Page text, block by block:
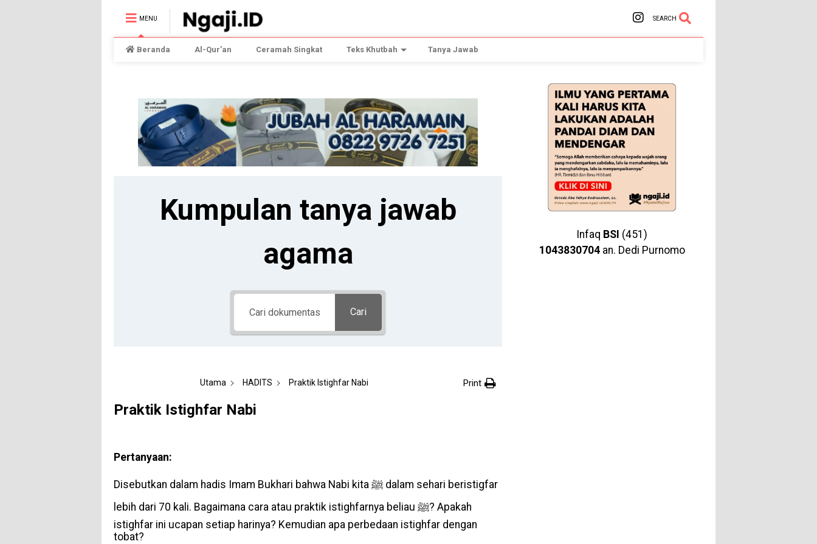
MENU SEARCH
Beranda Al-Qur’an Ceramah Singkat Teks Khutbah Tanya Jawab
Kumpulan tanya jawab
agama
Cari
Utama HADITS Praktik Istighfar Nabi Print
Praktik Istighfar Nabi
Pertanyaan:
Disebutkan dalam hadis Imam Bukhari bahwa Nabi kita ﷺ dalam sehari beristigfar
lebih dari 70 kali. Bagaimana cara atau praktik istighfarnya beliau ﷺ? Apakah
istighfar ini ucapan setiap harinya? Kemudian apa perbedaan istighfar dengan
tobat?
Infaq BSI (451)
1043830704an. Dedi Purnomo